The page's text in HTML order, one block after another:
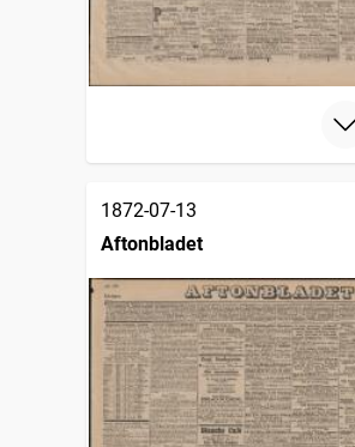
1872-07-13
Aftonbladet